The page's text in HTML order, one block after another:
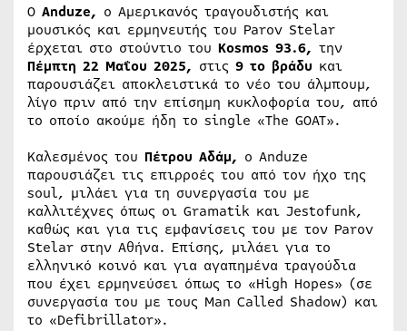
Ο Anduze, ο Αμερικανός τραγουδιστής και
μουσικός και ερμηνευτής του Parov Stelar
έρχεται στο στούντιο του Kosmos 93.6, την
Πέμπτη 22 Μαΐου 2025, στις 9 το βράδυ και
παρουσιάζει αποκλειστικά το νέο του άλμπουμ,
λίγο πριν από την επίσημη κυκλοφορία του, από
το οποίο ακούμε ήδη το single «The GOAT».
Καλεσμένος του Πέτρου Αδάμ, ο Anduze
παρουσιάζει τις επιρροές του από τον ήχο της
soul, μιλάει για τη συνεργασία του με
καλλιτέχνες όπως οι Gramatik και Jestofunk,
καθώς και για τις εμφανίσεις του με τον Parov
Stelar στην Αθήνα. Επίσης, μιλάει για το
ελληνικό κοινό και για αγαπημένα τραγούδια
που έχει ερμηνεύσει όπως το «High Hopes» (σε
συνεργασία του με τους Man Called Shadow) και
το «Defibrillator».